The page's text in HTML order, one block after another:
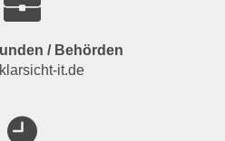
/ Behörden
it.de